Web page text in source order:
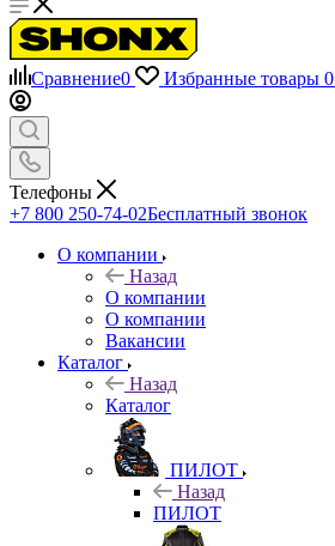
Сравнение0 Избранные товары 0
Телефоны
+7 800 250-74-02Бесплатный звонок
О компании
Назад
О компании
О компании
Вакансии
Каталог
Назад
Каталог
ПИЛОТ
Назад
ПИЛОТ